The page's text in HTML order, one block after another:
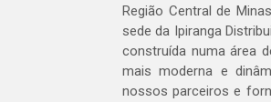
Região Central de
sede da Ipiranga
construída numa área
mais moderna e
nossos parceiros e